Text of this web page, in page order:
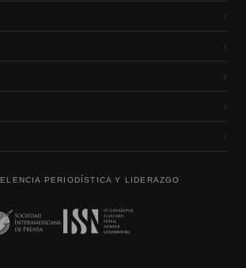
›
›
›
›
›
PERIODÍSTICA Y LIDERAZGO